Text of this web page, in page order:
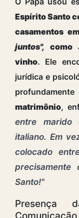
Espírito Santo
casamentos
juntos", como
vinho. Ele
jurídica e
matrimônio,
entre marido
italiano. Em
colocado
precisamente
Santo!"
Presença
Comunicação